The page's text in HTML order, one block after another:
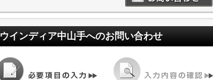
ウインディア中山手へのお問い合わせ